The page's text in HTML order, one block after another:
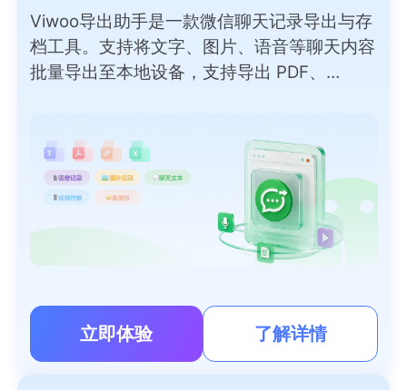
Viwoo导出助手是一款微信聊天记录导出与存
档工具。支持将文字、图片、语音等聊天内容
批量导出至本地设备，支持导出 PDF、
立即体验 了解详情